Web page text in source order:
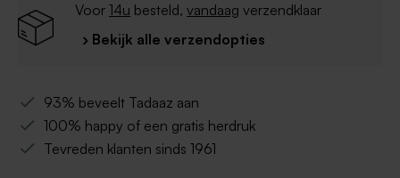
Voor 14u besteld, vandaag verzendklaar
› Bekijk alle verzendopties
93% beveelt Tadaaz aan
100% happy of een gratis herdruk
Tevreden klanten sinds 1961